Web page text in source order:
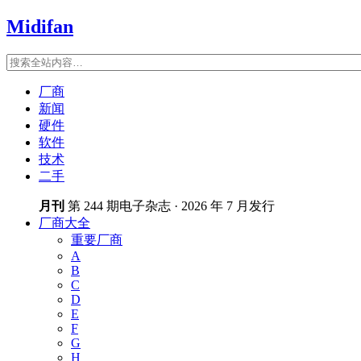
Midifan
厂商
新闻
硬件
软件
技术
二手
月刊 第 244 期电子杂志 · 2026 年 7 月发行
厂商大全
重要厂商
A
B
C
D
E
F
G
H